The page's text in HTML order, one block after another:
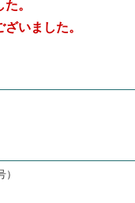
。
いました。